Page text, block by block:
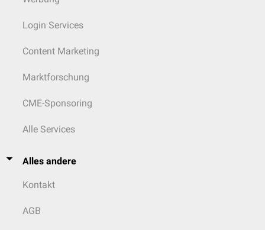
Login Services
Content Marketing
Marktforschung
CME-Sponsoring
Alle Services
Alles andere
Kontakt
AGB